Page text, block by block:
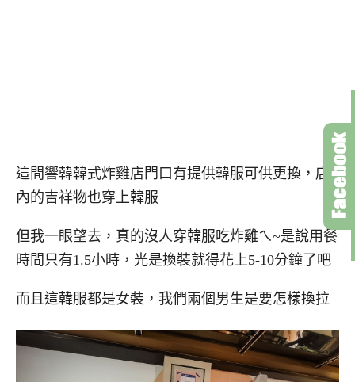
這間響韓韓式炸雞店門口有提供韓服可供更換，店
內的吉祥物也穿上韓服
但我一眼望去，真的沒人穿韓服吃炸雞ㄟ~是說用餐
時間只有1.5小時，光是換裝就得花上5-10分鐘了吧
而且這韓服都是女裝，我們兩個男生是要怎樣換拉